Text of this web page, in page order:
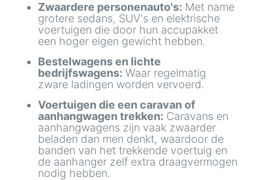
Zwaardere personenauto's: Met name
grotere sedans, SUV's en elektrische
voertuigen die door hun accupakket
een hoger eigen gewicht hebben.
Bestelwagens en lichte
bedrijfswagens: Waar regelmatig
zware ladingen worden vervoerd.
Voertuigen die een caravan of
aanhangwagen trekken: Caravans en
aanhangwagens zijn vaak zwaarder
beladen dan men denkt, waardoor de
banden van het trekkende voertuig en
de aanhanger zelf extra draagvermogen
nodig hebben.